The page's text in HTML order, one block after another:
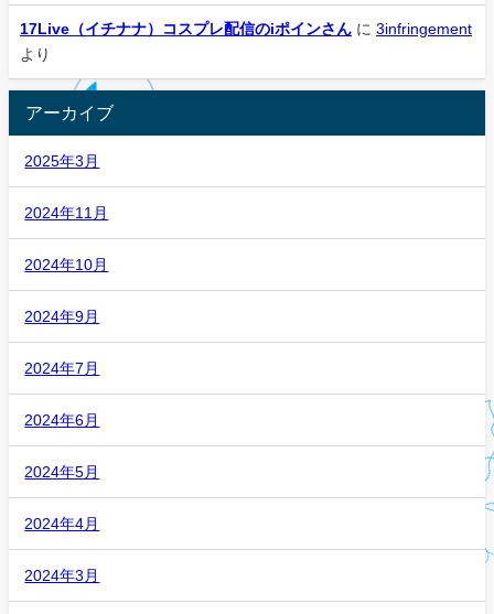
17Live（イチナナ）コスプレ配信のiポインさん に 3infringement
より
アーカイブ
2025年3月
2024年11月
2024年10月
2024年9月
2024年7月
2024年6月
2024年5月
2024年4月
2024年3月